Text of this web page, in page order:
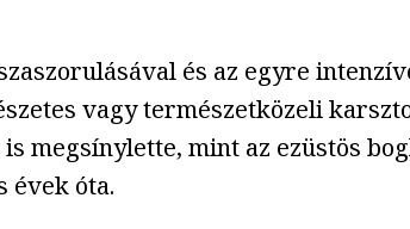
és az egyre
vagy természetközeli
megsínylette, mint az ezüstös
évek óta.